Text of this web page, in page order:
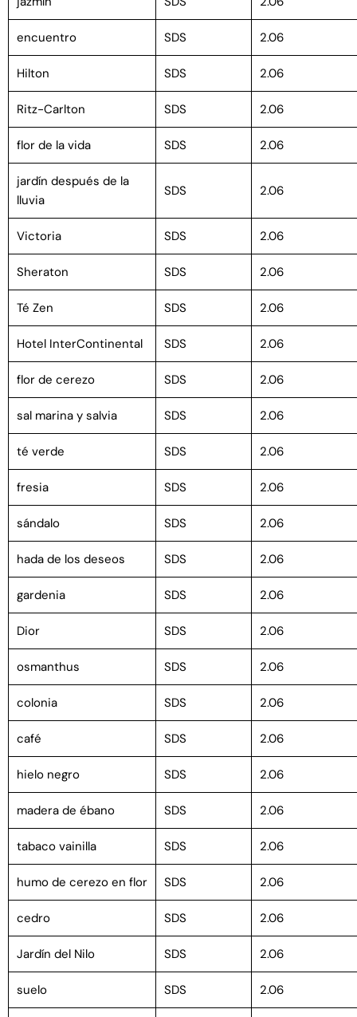
encuentro SDS 2.06
Hilton SDS 2.06
Ritz-Carlton SDS 2.06
flor de la vida SDS 2.06
jardín después de la
lluvia
SDS 2.06
Victoria SDS 2.06
Sheraton SDS 2.06
Té Zen SDS 2.06
Hotel InterContinental SDS 2.06
flor de cerezo SDS 2.06
sal marina y salvia SDS 2.06
té verde SDS 2.06
fresia SDS 2.06
sándalo SDS 2.06
hada de los deseos SDS 2.06
gardenia SDS 2.06
Dior SDS 2.06
osmanthus SDS 2.06
colonia SDS 2.06
café SDS 2.06
hielo negro SDS 2.06
madera de ébano SDS 2.06
tabaco vainilla SDS 2.06
humo de cerezo en flor SDS 2.06
cedro SDS 2.06
Jardín del Nilo SDS 2.06
suelo SDS 2.06